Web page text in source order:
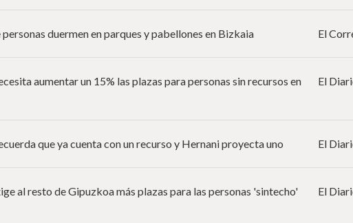
duermen en parques y pabellones en Bizkaia El
aumentar un 15% las plazas para personas sin recursos en
El
que ya cuenta con un recurso y Hernani proyecta uno El
al resto de Gipuzkoa más plazas para las personas 'sintecho' El